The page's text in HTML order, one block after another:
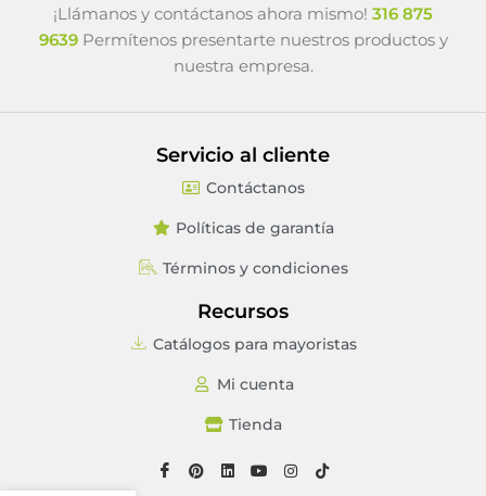
¡Llámanos y contáctanos ahora mismo! 316 875
9639Permítenos presentarte nuestros productos y
nuestra empresa.
Servicio al cliente
Contáctanos
Políticas de garantía
Términos y condiciones
Recursos
Catálogos para mayoristas
Mi cuenta
Tienda